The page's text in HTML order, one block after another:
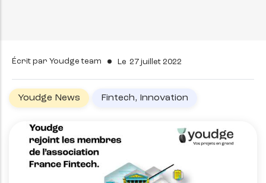
Écrit par Youdge team Le 27 juillet 2022
Youdge News Fintech, Innovation